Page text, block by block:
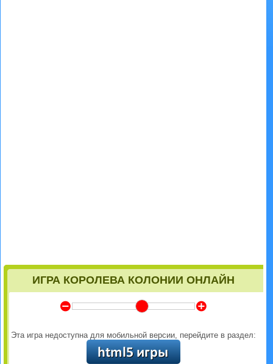
ИГРА КОРОЛЕВА КОЛОНИИ ОНЛАЙН
Y Z
Эта игра недоступна для мобильной версии, перейдите в раздел: